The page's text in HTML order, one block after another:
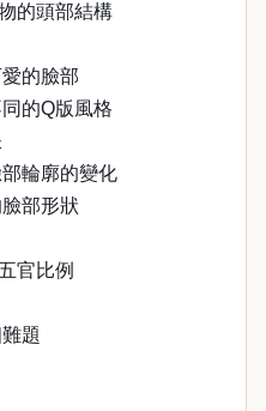
的頭部結構
的臉部
的Q版風格
輪廓的變化
部形狀
官比例
題